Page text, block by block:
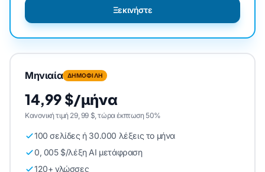
Ξεκινήστε
Μηνιαία ΔΗΜΟΦΙΛΗ
14,99 $/μήνα
Κανονική τιμή 29, 99 $, τώρα έκπτωση 50%
100 σελίδες ή 30.000 λέξεις το μήνα
0, 005 $/λέξη AI μετάφραση
120+ γλώσσες